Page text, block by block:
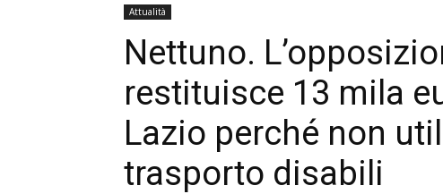
Attualità
Nettuno.
restituisce 13 mila
Lazio perché non
trasporto disabili